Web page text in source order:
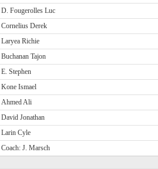
D. Fougerolles Luc
Cornelius Derek
Laryea Richie
Buchanan Tajon
E. Stephen
Kone Ismael
Ahmed Ali
David Jonathan
Larin Cyle
Coach: J. Marsch